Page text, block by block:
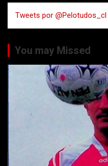
a
r
Tweets por @Pelotudos_cl
You may Missed